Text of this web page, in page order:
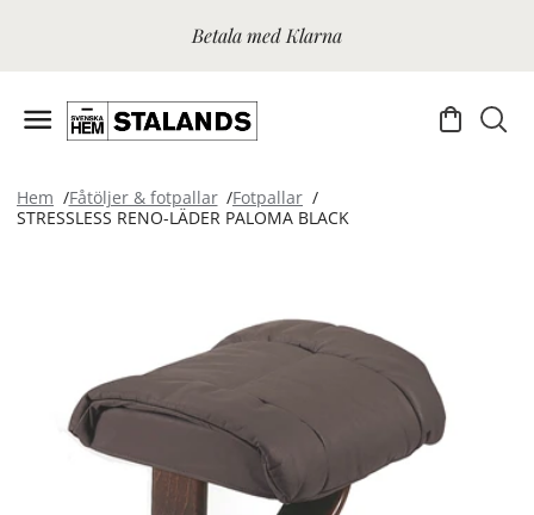
Betala med Klarna
Hem Fåtöljer & fotpallar
Fotpallar
STRESSLESS RENO-LÄDER PALOMA BLACK